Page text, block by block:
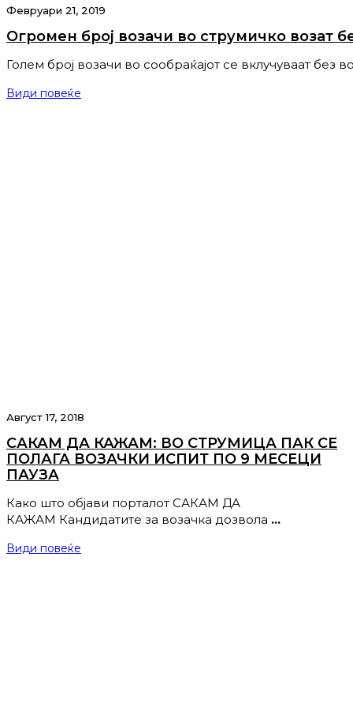
Февруари 21, 2019
Огромен број возачи во струмичко возат
Голем број возачи во сообраќајот се вклучуваат без
Види повеќе
Август 17, 2018
САКАМ ДА КАЖАМ: ВО СТРУМИЦА ПАК СЕ
ПОЛАГА ВОЗАЧКИ ИСПИТ ПО 9 МЕСЕЦИ
ПАУЗА
Како што објави порталот САКАМ ДА
КАЖАМ Кандидатите за возачка дозвола …
Види повеќе